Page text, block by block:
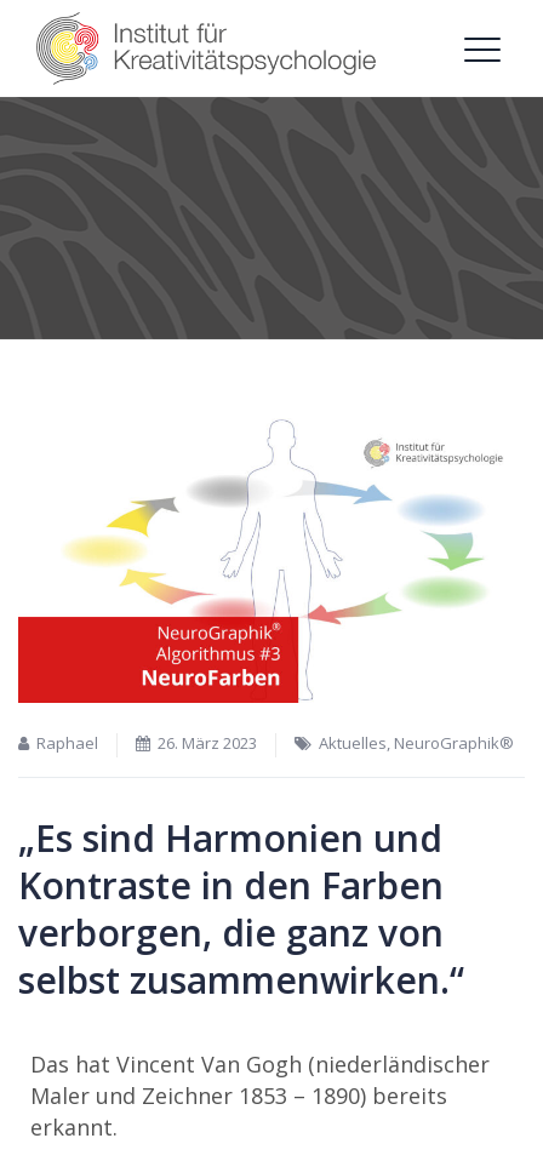
Raphael 26. März 2023 Aktuelles, NeuroGraphik®
„Es sind Harmonien und
Kontraste in den Farben
verborgen, die ganz von
selbst zusammenwirken.“
Das hat Vincent Van Gogh (niederländischer
Maler und Zeichner 1853 – 1890) bereits
erkannt.